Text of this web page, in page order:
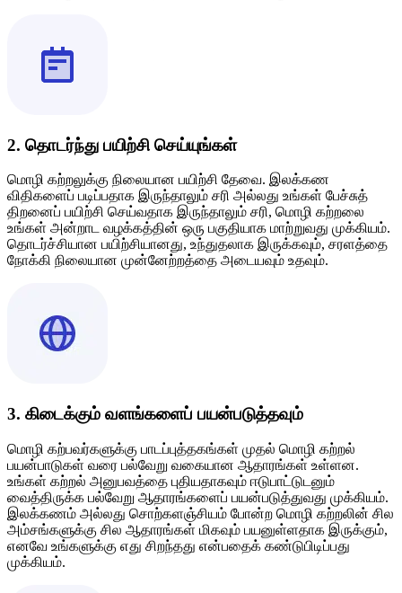
2. தொடர்ந்து பயிற்சி செய்யுங்கள்
மொழி கற்றலுக்கு நிலையான பயிற்சி தேவை. இலக்கண
விதிகளைப் படிப்பதாக இருந்தாலும் சரி அல்லது உங்கள் பேச்சுத்
திறனைப் பயிற்சி செய்வதாக இருந்தாலும் சரி, மொழி கற்றலை
உங்கள் அன்றாட வழக்கத்தின் ஒரு பகுதியாக மாற்றுவது முக்கியம்.
தொடர்ச்சியான பயிற்சியானது, உந்துதலாக இருக்கவும், சரளத்தை
நோக்கி நிலையான முன்னேற்றத்தை அடையவும் உதவும்.
3. கிடைக்கும் வளங்களைப் பயன்படுத்தவும்
மொழி கற்பவர்களுக்கு பாடப்புத்தகங்கள் முதல் மொழி கற்றல்
பயன்பாடுகள் வரை பல்வேறு வகையான ஆதாரங்கள் உள்ளன.
உங்கள் கற்றல் அனுபவத்தை புதியதாகவும் ஈடுபாட்டுடனும்
வைத்திருக்க பல்வேறு ஆதாரங்களைப் பயன்படுத்துவது முக்கியம்.
இலக்கணம் அல்லது சொற்களஞ்சியம் போன்ற மொழி கற்றலின் சில
அம்சங்களுக்கு சில ஆதாரங்கள் மிகவும் பயனுள்ளதாக இருக்கும்,
எனவே உங்களுக்கு எது சிறந்தது என்பதைக் கண்டுபிடிப்பது
முக்கியம்.